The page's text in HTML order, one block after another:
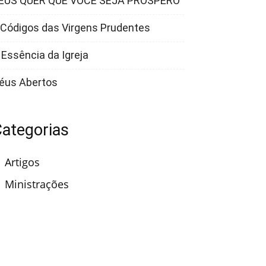
das Virgens Prudentes
da Igreja
Abertos
Artigos
Ministrações